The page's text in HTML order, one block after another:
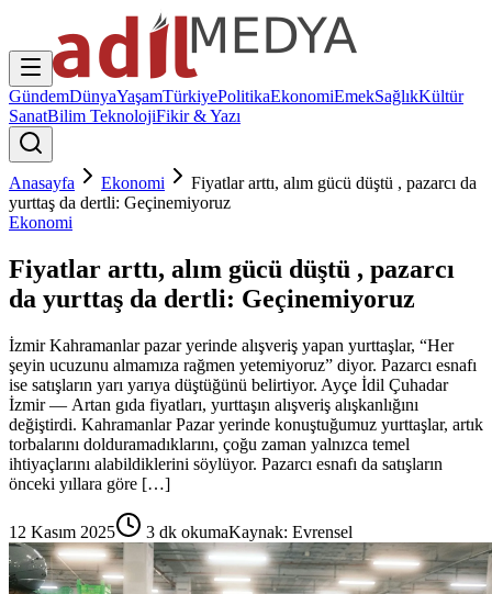
GündemDünyaYaşamTürkiyePolitikaEkonomiEmekSağlıkKültür
SanatBilim TeknolojiFikir & Yazı
Anasayfa Ekonomi
Fiyatlar arttı, alım gücü düştü , pazarcı da
yurttaş da dertli: Geçinemiyoruz
Ekonomi
Fiyatlar arttı, alım gücü düştü , pazarcı
da yurttaş da dertli: Geçinemiyoruz
İzmir Kahramanlar pazar yerinde alışveriş yapan yurttaşlar, “Her
şeyin ucuzunu almamıza rağmen yetemiyoruz” diyor. Pazarcı esnafı
ise satışların yarı yarıya düştüğünü belirtiyor. Ayçe İdil Çuhadar
İzmir — Artan gıda fiyatları, yurttaşın alışveriş alışkanlığını
değiştirdi. Kahramanlar Pazar yerinde konuştuğumuz yurttaşlar, artık
torbalarını dolduramadıklarını, çoğu zaman yalnızca temel
ihtiyaçlarını alabildiklerini söylüyor. Pazarcı esnafı da satışların
önceki yıllara göre […]
12 Kasım 2025 3 dk okumaKaynak: Evrensel